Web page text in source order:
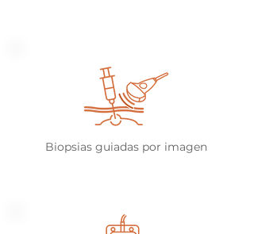
Biopsias guiadas por imagen